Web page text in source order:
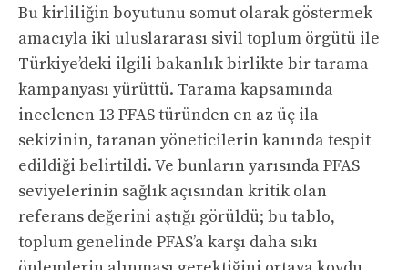
Bu kirliliğin boyutunu somut olarak göstermek
amacıyla iki uluslararası sivil toplum örgütü ile
Türkiye’deki ilgili bakanlık birlikte bir tarama
kampanyası yürüttü. Tarama kapsamında
incelenen 13 PFAS türünden en az üç ila
sekizinin, taranan yöneticilerin kanında tespit
edildiği belirtildi. Ve bunların yarısında PFAS
seviyelerinin sağlık açısından kritik olan
referans değerini aştığı görüldü; bu tablo,
toplum genelinde PFAS’a karşı daha sıkı